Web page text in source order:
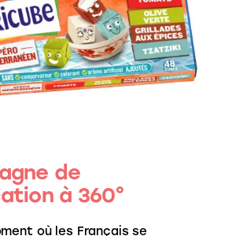
de
à 360°
où les Français se